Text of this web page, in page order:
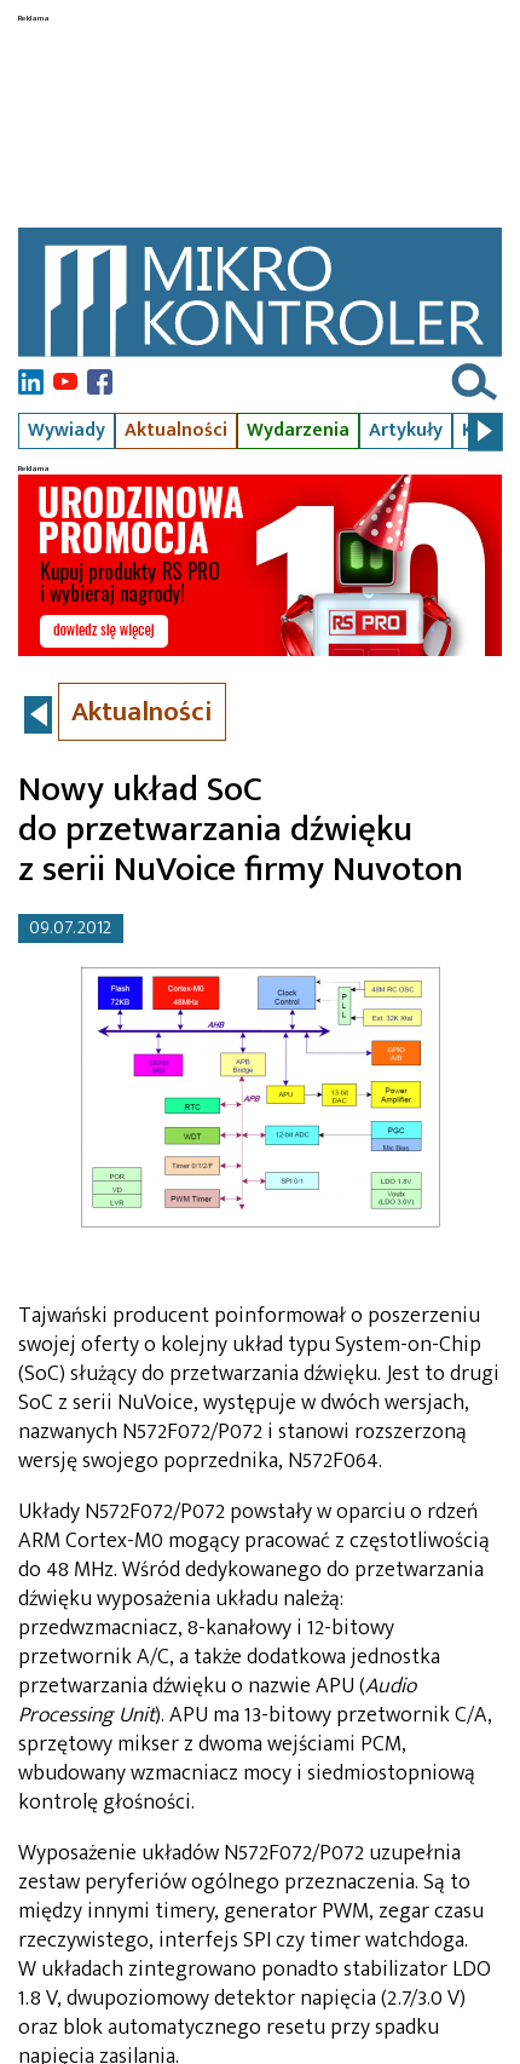
Wywiady Aktualności Wydarzenia Artykuły Kursy
Aktualności
Nowy układ SoC
do przetwarzania dźwięku
z serii NuVoice firmy Nuvoton
09.07.2012
Tajwański producent poinformował o poszerzeniu
swojej oferty o kolejny układ typu System-on-Chip
(SoC) służący do przetwarzania dźwięku. Jest to drugi
SoC z serii NuVoice, występuje w dwóch wersjach,
nazwanych N572F072/P072 i stanowi rozszerzoną
wersję swojego poprzednika, N572F064.
Układy N572F072/P072 powstały w oparciu o rdzeń
ARM Cortex-M0 mogący pracować z częstotliwością
do 48 MHz. Wśród dedykowanego do przetwarzania
dźwięku wyposażenia układu należą:
przedwzmacniacz, 8-kanałowy i 12-bitowy
przetwornik A/C, a także dodatkowa jednostka
przetwarzania dźwięku o nazwie APU (Audio
Processing Unit). APU ma 13-bitowy przetwornik C/A,
sprzętowy mikser z dwoma wejściami PCM,
wbudowany wzmacniacz mocy i siedmiostopniową
kontrolę głośności.
Wyposażenie układów N572F072/P072 uzupełnia
zestaw peryferiów ogólnego przeznaczenia. Są to
między innymi timery, generator PWM, zegar czasu
rzeczywistego, interfejs SPI czy timer watchdoga.
W układach zintegrowano ponadto stabilizator LDO
1.8 V, dwupoziomowy detektor napięcia (2.7/3.0 V)
oraz blok automatycznego resetu przy spadku
napięcia zasilania.